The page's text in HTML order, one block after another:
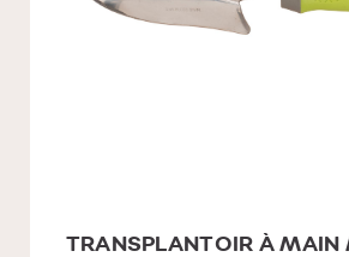
TRANSPLANTOIR À MAIN